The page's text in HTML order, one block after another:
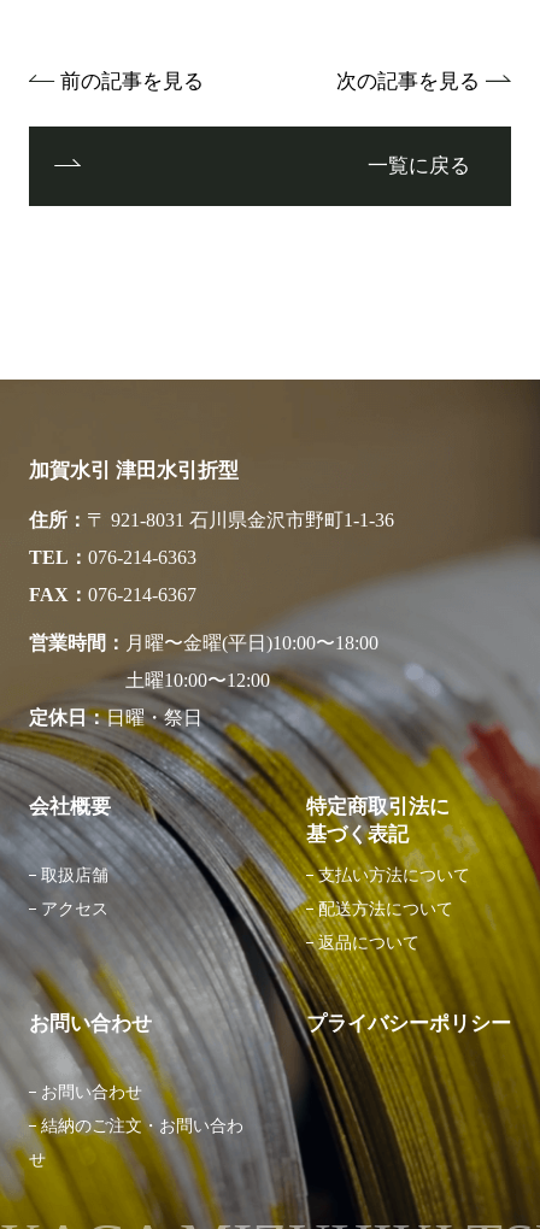
前の記事を見る 次の記事を見る
一覧に戻る
加賀水引 津田水引折型
住所
〒 921-8031 石川県金沢市野町1-1-36
TEL
076-214-6363
FAX
076-214-6367
営業時間
月曜〜金曜(平日)10:00〜18:00
土曜10:00〜12:00
定休日
日曜・祭日
会社概要
取扱店舗
アクセス
特定商取引法に
基づく表記
⽀払い⽅法について
配送⽅法について
返品について
お問い合わせ
お問い合わせ
結納のご注文・お問い合わ
せ
プライバシーポリシー